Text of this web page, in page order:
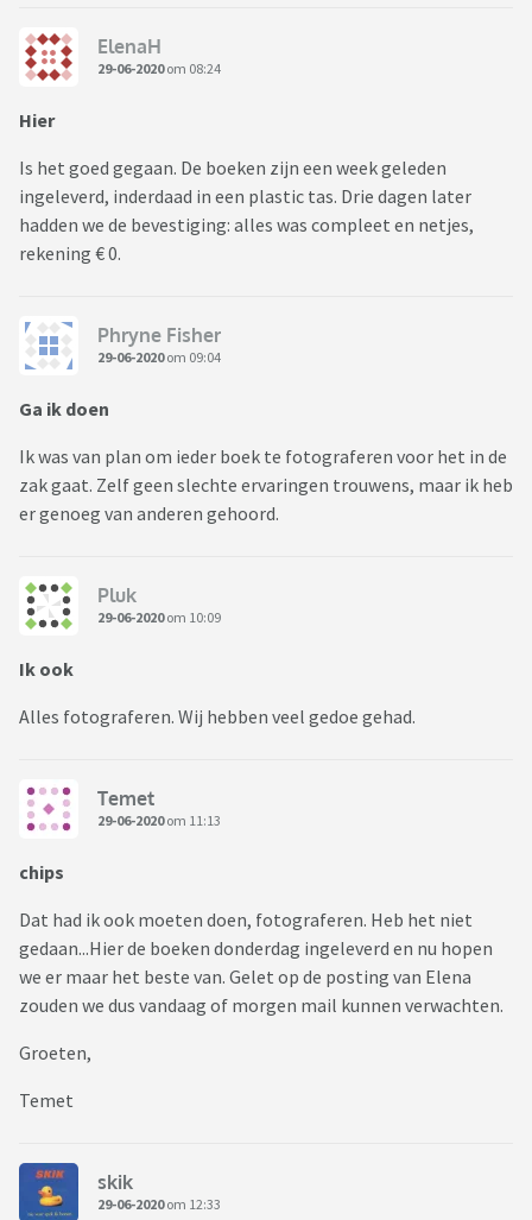
ElenaH
29-06-2020om 08:24
Hier
Is het goed gegaan. De boeken zijn een week geleden
ingeleverd, inderdaad in een plastic tas. Drie dagen later
hadden we de bevestiging: alles was compleet en netjes,
rekening € 0.
Phryne Fisher
29-06-2020om 09:04
Ga ik doen
Ik was van plan om ieder boek te fotograferen voor het in de
zak gaat. Zelf geen slechte ervaringen trouwens, maar ik heb
er genoeg van anderen gehoord.
Pluk
29-06-2020om 10:09
Ik ook
Alles fotograferen. Wij hebben veel gedoe gehad.
Temet
29-06-2020om 11:13
chips
Dat had ik ook moeten doen, fotograferen. Heb het niet
gedaan...Hier de boeken donderdag ingeleverd en nu hopen
we er maar het beste van. Gelet op de posting van Elena
zouden we dus vandaag of morgen mail kunnen verwachten.
Groeten,
Temet
skik
29-06-2020om 12:33